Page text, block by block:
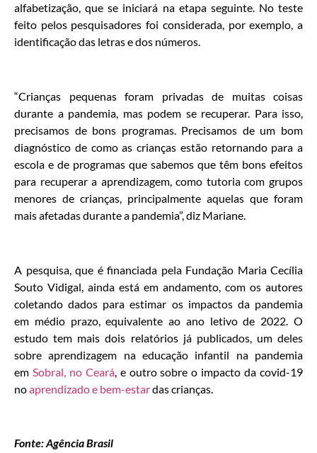
alfabetização, que se iniciará na etapa seguinte. No teste
feito pelos pesquisadores foi considerada, por exemplo, a
identificação das letras e dos números.
“Crianças pequenas foram privadas de muitas coisas
durante a pandemia, mas podem se recuperar. Para isso,
precisamos de bons programas. Precisamos de um bom
diagnóstico de como as crianças estão retornando para a
escola e de programas que sabemos que têm bons efeitos
para recuperar a aprendizagem, como tutoria com grupos
menores de crianças, principalmente aquelas que foram
mais afetadas durante a pandemia”, diz Mariane.
A pesquisa, que é financiada pela Fundação Maria Cecília
Souto Vidigal, ainda está em andamento, com os autores
coletando dados para estimar os impactos da pandemia
em médio prazo, equivalente ao ano letivo de 2022. O
estudo tem mais dois relatórios já publicados, um deles
sobre aprendizagem na educação infantil na pandemia
em Sobral, no Ceará, e outro sobre o impacto da covid-19
noaprendizado e bem-estardas crianças.
Fonte: Agência Brasil